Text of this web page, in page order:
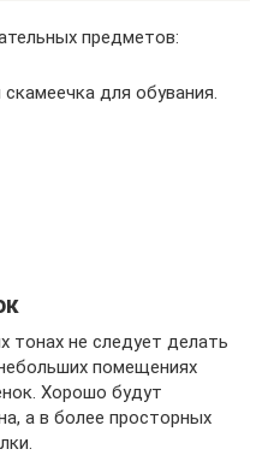
предметов:
для обувания.
тонах не следует делать
помещениях
Хорошо будут
а в более просторных